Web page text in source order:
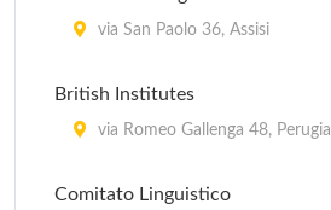
via San Paolo 36, Assisi
British Institutes
via Romeo Gallenga 48, Perugia
Comitato Linguistico